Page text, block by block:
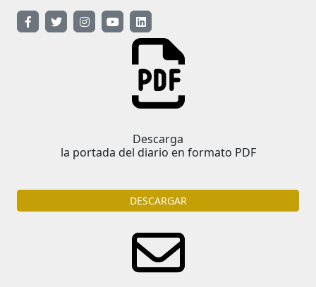
Descarga
la portada del diario en formato PDF
DESCARGAR